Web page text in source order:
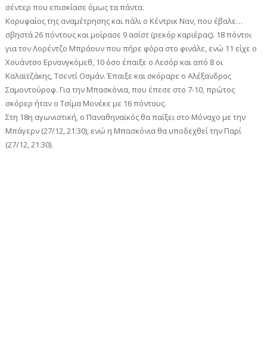
σέντερ που επισκίασε όμως τα πάντα.
Κορυφαίος της αναμέτρησης και πάλι ο Κέντρικ Ναν, που έβαλε…
σβηστά 26 πόντους και μοίρασε 9 ασίστ (ρεκόρ καριέρας). 18 πόντοι
για τον Λορέντζο Μπράουν που πήρε φόρα στο φινάλε, ενώ 11 είχε ο
Χουάντσο Ερνανγκόμεθ, 10 όσο έπαιξε ο Λεσόρ και από 8 οι
Καλαϊτζάκης, Τσεντί Οσμάν. Έπαιξε και σκόραρε ο Αλέξανδρος
Σαμοντούροφ. Για την Μπασκόνια, που έπεσε στο 7-10, πρώτος
σκόρερ ήταν ο Τσίμα Μονέκε με 16 πόντους.
Στη 18η αγωνιστική, ο Παναθηναϊκός θα παίξει στο Μόναχο με την
Μπάγερν (27/12, 21:30), ενώ η Μπασκόνια θα υποδεχθεί την Παρί
(27/12, 21:30).